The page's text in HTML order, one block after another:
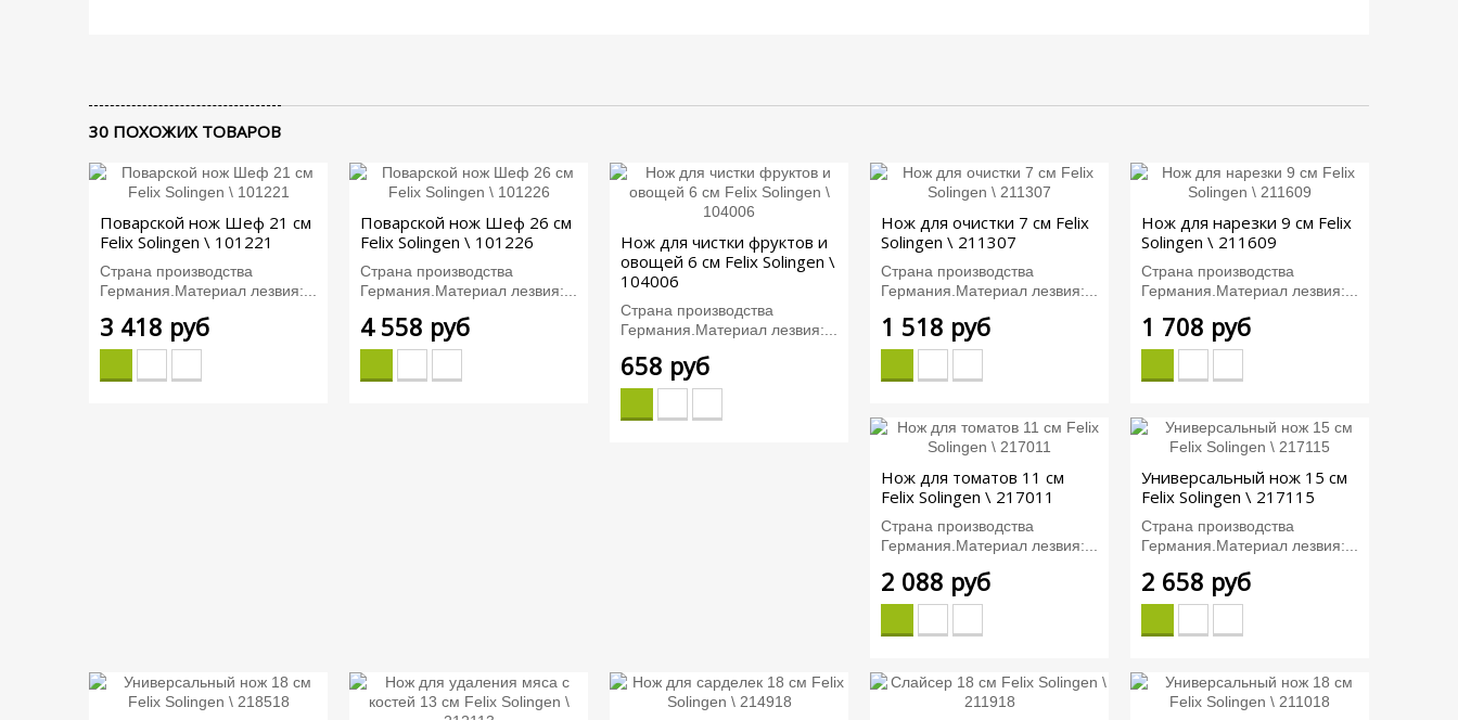
30 ПОХОЖИХ ТОВАРОВ
Поварской нож Шеф 21 см
Felix Solingen \ 101221
Страна производства
Германия.Материал лезвия:...
3 418 руб
Поварской нож Шеф 26 см
Felix Solingen \ 101226
Страна производства
Германия.Материал лезвия:...
4 558 руб
Нож для чистки фруктов и
овощей 6 см Felix Solingen \
104006
Страна производства
Германия.Материал лезвия:...
658 руб
Нож для очистки 7 см Felix
Solingen \ 211307
Страна производства
Германия.Материал лезвия:...
1 518 руб
Нож для нарезки 9 см Felix
Solingen \ 211609
Страна производства
Германия.Материал лезвия:...
1 708 руб
Нож для томатов 11 см
Felix Solingen \ 217011
Страна производства
Германия.Материал лезвия:...
2 088 руб
Универсальный нож 15 см
Felix Solingen \ 217115
Страна производства
Германия.Материал лезвия:...
2 658 руб